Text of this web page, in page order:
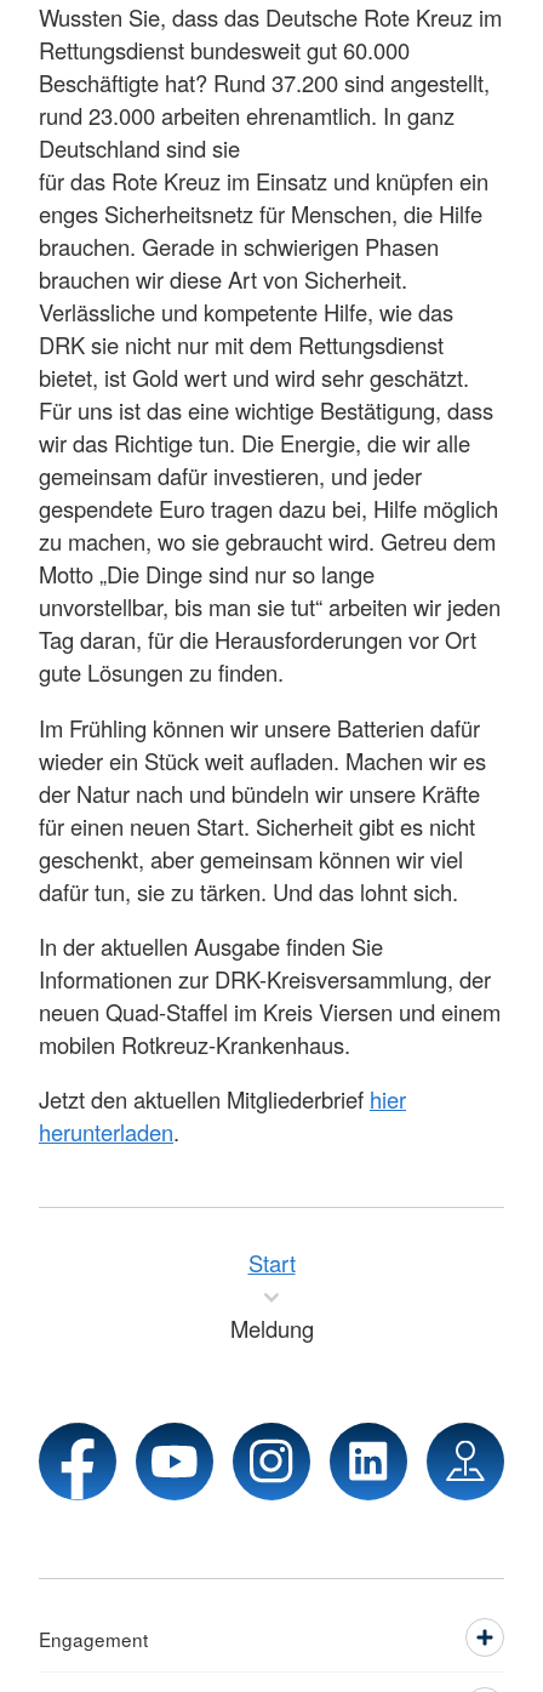
Wussten Sie, dass das Deutsche Rote Kreuz im
Rettungsdienst bundesweit gut 60.000
Beschäftigte hat? Rund 37.200 sind angestellt,
rund 23.000 arbeiten ehrenamtlich. In ganz
Deutschland sind sie
für das Rote Kreuz im Einsatz und knüpfen ein
enges Sicherheitsnetz für Menschen, die Hilfe
brauchen. Gerade in schwierigen Phasen
brauchen wir diese Art von Sicherheit.
Verlässliche und kompetente Hilfe, wie das
DRK sie nicht nur mit dem Rettungsdienst
bietet, ist Gold wert und wird sehr geschätzt.
Für uns ist das eine wichtige Bestätigung, dass
wir das Richtige tun. Die Energie, die wir alle
gemeinsam dafür investieren, und jeder
gespendete Euro tragen dazu bei, Hilfe möglich
zu machen, wo sie gebraucht wird. Getreu dem
Motto „Die Dinge sind nur so lange
unvorstellbar, bis man sie tut“ arbeiten wir jeden
Tag daran, für die Herausforderungen vor Ort
gute Lösungen zu finden.
Im Frühling können wir unsere Batterien dafür
wieder ein Stück weit aufladen. Machen wir es
der Natur nach und bündeln wir unsere Kräfte
für einen neuen Start. Sicherheit gibt es nicht
geschenkt, aber gemeinsam können wir viel
dafür tun, sie zu tärken. Und das lohnt sich.
In der aktuellen Ausgabe finden Sie
Informationen zur DRK-Kreisversammlung, der
neuen Quad-Staffel im Kreis Viersen und einem
mobilen Rotkreuz-Krankenhaus.
Jetzt den aktuellen Mitgliederbrief hier
herunterladen.
Start
Meldung
Engagement